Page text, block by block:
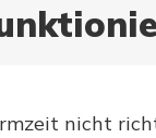
nicht